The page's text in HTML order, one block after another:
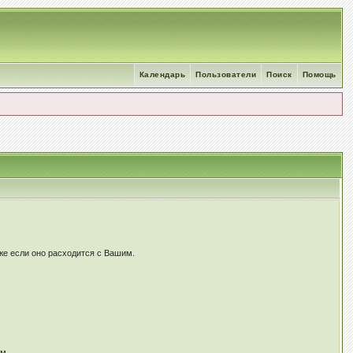
Помощь
Поиск
Пользователи
Календарь
если оно расходится c Вашим.